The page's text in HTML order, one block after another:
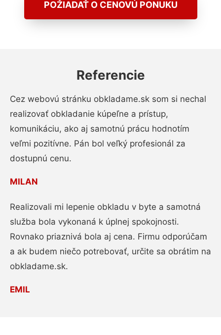
POŽIADAŤ O CENOVÚ PONUKU
Referencie
Cez webovú stránku obkladame.sk som si nechal
realizovať obkladanie kúpeľne a prístup,
komunikáciu, ako aj samotnú prácu hodnotím
veľmi pozitívne. Pán bol veľký profesionál za
dostupnú cenu.
MILAN
Realizovali mi lepenie obkladu v byte a samotná
služba bola vykonaná k úplnej spokojnosti.
Rovnako priaznivá bola aj cena. Firmu odporúčam
a ak budem niečo potrebovať, určite sa obrátim na
obkladame.sk.
EMIL